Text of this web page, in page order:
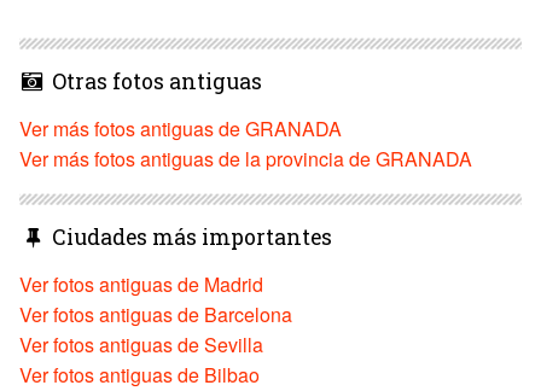
Otras fotos antiguas
Ver más fotos antiguas de GRANADA
Ver más fotos antiguas de la provincia de GRANADA
Ciudades más importantes
Ver fotos antiguas de Madrid
Ver fotos antiguas de Barcelona
Ver fotos antiguas de Sevilla
Ver fotos antiguas de Bilbao